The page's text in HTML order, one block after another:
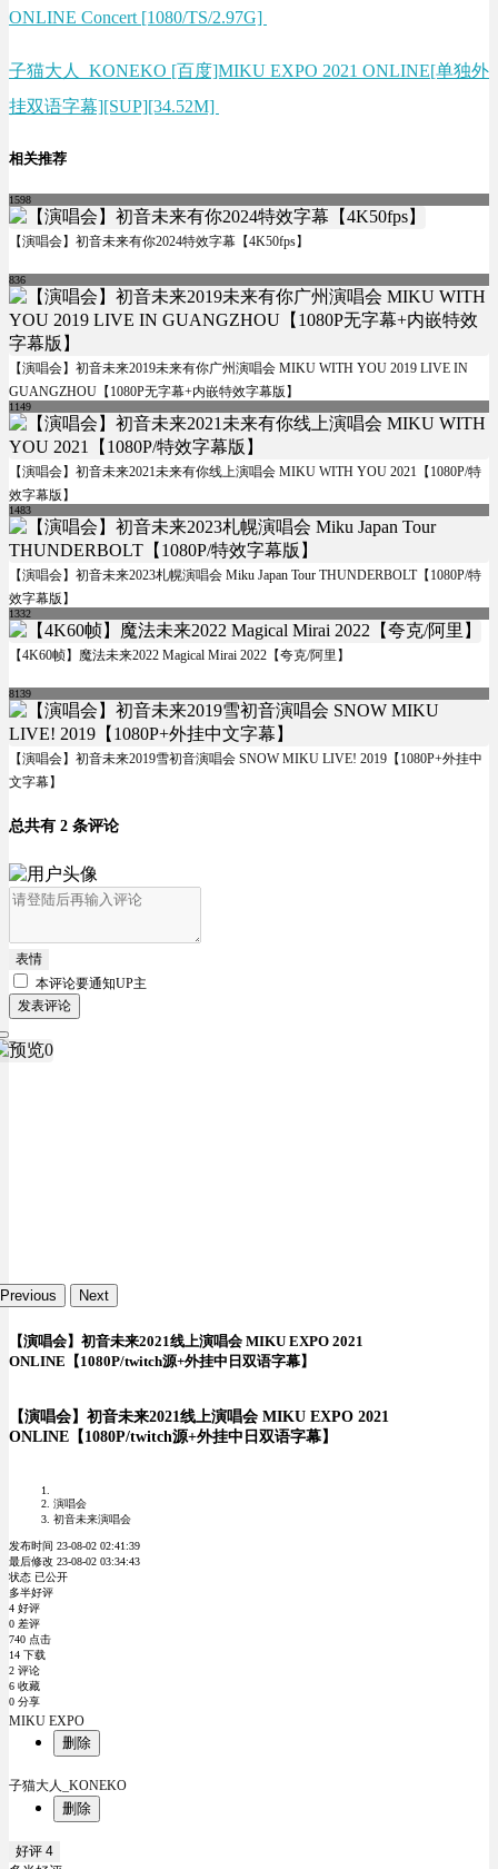
ONLINE Concert [1080/TS/2.97G]
子猫大人_KONEKO [百度]MIKU EXPO 2021 ONLINE[单独外
挂双语字幕][SUP][34.52M]
相关推荐
1598
【演唱会】初音未来有你2024特效字幕【4K50fps】
836
【演唱会】初音未来2019未来有你广州演唱会 MIKU WITH YOU 2019 LIVE IN
GUANGZHOU【1080P无字幕+内嵌特效字幕版】
1149
【演唱会】初音未来2021未来有你线上演唱会 MIKU WITH YOU 2021【1080P/特
效字幕版】
1483
【演唱会】初音未来2023札幌演唱会 Miku Japan Tour THUNDERBOLT【1080P/特
效字幕版】
1332
【4K60帧】魔法未来2022 Magical Mirai 2022【夸克/阿里】
8139
【演唱会】初音未来2019雪初音演唱会 SNOW MIKU LIVE! 2019【1080P+外挂中
文字幕】
总共有 2 条评论
表情
本评论要通知UP主
发表评论
Previous Next
【演唱会】初音未来2021线上演唱会 MIKU EXPO 2021
ONLINE【1080P/twitch源+外挂中日双语字幕】
【演唱会】初音未来2021线上演唱会 MIKU EXPO 2021
ONLINE【1080P/twitch源+外挂中日双语字幕】
演唱会
初音未来演唱会
发布时间 23-08-02 02:41:39
最后修改 23-08-02 03:34:43
状态 已公开
多半好评
4 好评
0 差评
740 点击
14 下载
2 评论
6 收藏
0 分享
MIKU EXPO
删除
子猫大人_KONEKO
删除
好评 4